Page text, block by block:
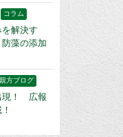
コラム
解決す
藻の添加
親方ブログ
現！ 広報